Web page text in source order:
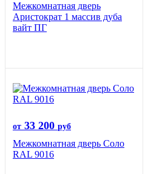
Межкомнатная дверь
Аристократ 1 массив дуба
вайт ПГ
от 33 200 руб
Межкомнатная дверь Соло
RAL 9016